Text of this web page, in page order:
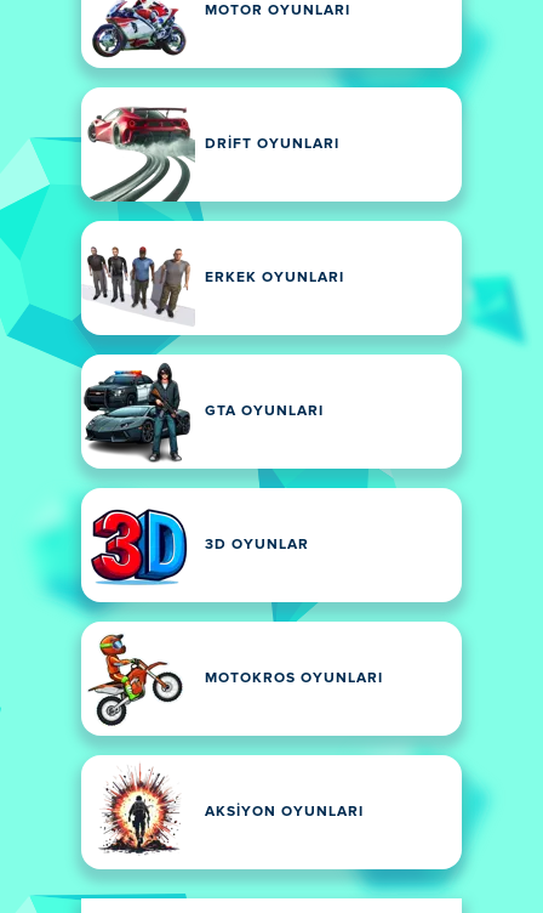
MOTOR OYUNLARI
DRIFT OYUNLARI
ERKEK OYUNLARI
GTA OYUNLARI
3D OYUNLAR
MOTOKROS OYUNLARI
AKSIYON OYUNLARI